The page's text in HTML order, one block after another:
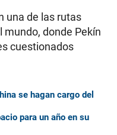
una de las rutas
donde Pekín
cuestionados
se hagan cargo del
para un año en su